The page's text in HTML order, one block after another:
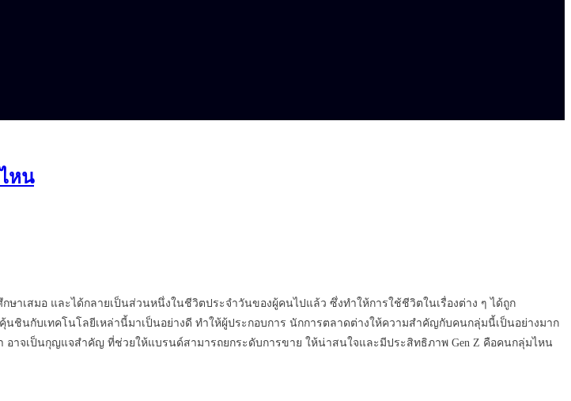
หน
เสมอ และได้กลายเป็นส่วนหนึ่งในชีวิตประจำวันของผู้คนไปแล้ว ซึ่งทำให้การใช้ชีวิตในเรื่องต่าง ๆ ได้ถูก
นชินกับเทคโนโลยีเหล่านี้มาเป็นอย่างดี ทำให้ผู้ประกอบการ นักการตลาดต่างให้ความสำคัญกับคนกลุ่มนี้เป็นอย่างมาก
อาจเป็นกุญแจสำคัญ ที่ช่วยให้แบรนด์สามารถยกระดับการขาย ให้น่าสนใจและมีประสิทธิภาพ Gen Z คือคนกลุ่มไหน